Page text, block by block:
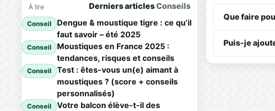
À lire Derniers articlesConseils
Conseil
Dengue & moustique tigre : ce qu’il
faut savoir – été 2025
Conseil
Moustiques en France 2025 :
tendances, risques et conseils
Conseil
Test : êtes-vous un(e) aimant à
moustiques ? (score + conseils
personnalisés)
Conseil
Votre balcon élève-t-il des
Que faire
Puis-je